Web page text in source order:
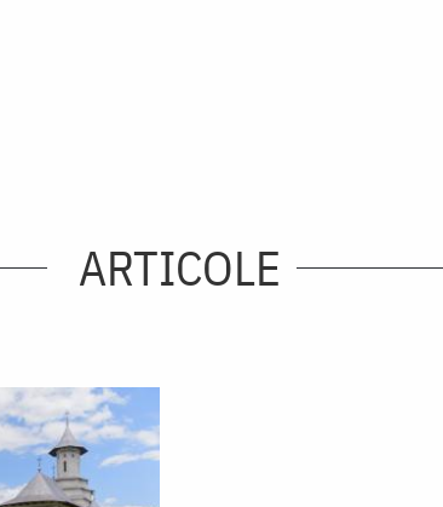
ARTICOLE